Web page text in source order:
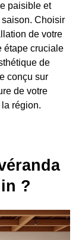
paisible et
Choisir
de votre
étape cruciale
de
conçu sur
de votre
région.
?